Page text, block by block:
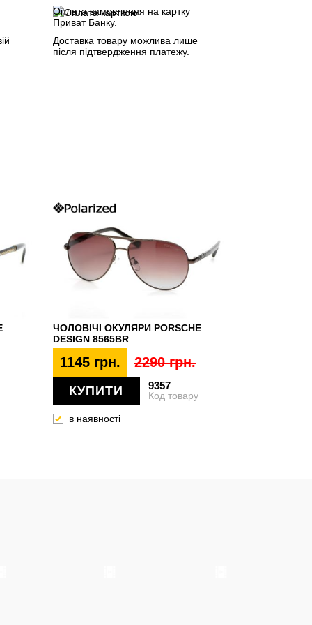
Оплата замовлення на картку
Приват Банку.
Доставка товару можлива лише
після підтвердження платежу.
ЧОЛОВІЧІ ОКУЛЯРИ PORSCHE
DESIGN 8565BR
1145 грн. 2290 грн.
КУПИТИ 9357
Код товару
в наявності